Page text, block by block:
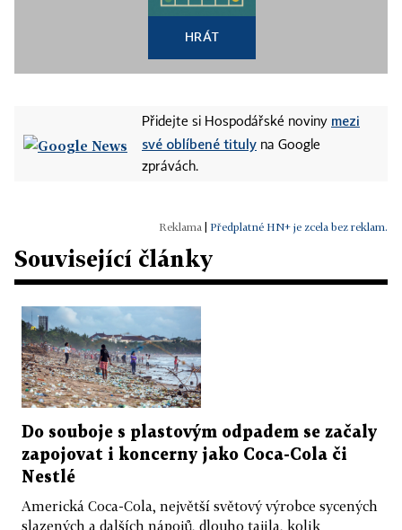
HRÁT
Přidejte si Hospodářské noviny mezi
své oblíbené tituly na Google
zprávách.
Předplatné HN+ je zcela bez reklam.
Související články
Do souboje s plastovým odpadem se začaly
zapojovat i koncerny jako Coca-Cola či
Nestlé
Americká Coca­-Cola, největší světový výrobce sycených
slazených a dalších nápojů, dlouho tajila, kolik